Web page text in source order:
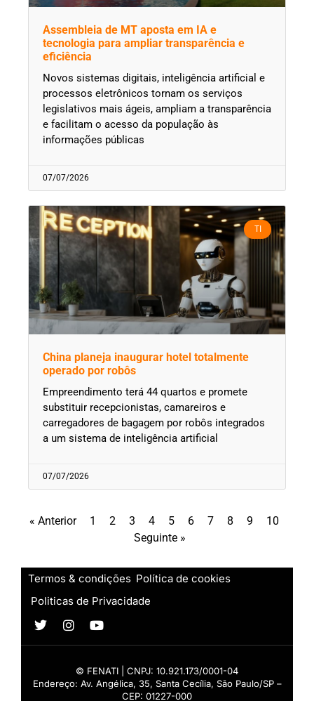
Assembleia de MT aposta em IA e
tecnologia para ampliar transparência e
eficiência
Novos sistemas digitais, inteligência artificial e
processos eletrônicos tornam os serviços
legislativos mais ágeis, ampliam a transparência
e facilitam o acesso da população às
informações públicas
07/07/2026
TI
China planeja inaugurar hotel totalmente
operado por robôs
Empreendimento terá 44 quartos e promete
substituir recepcionistas, camareiros e
carregadores de bagagem por robôs integrados
a um sistema de inteligência artificial
07/07/2026
« Anterior 1 2 3 4 5 6 7 8 9
10
Seguinte »
Termos & condições Política de cookies
Politicas de Privacidade
© FENATI | CNPJ: 10.921.173/0001-04
Endereço: Av. Angélica, 35, Santa Cecília, São Paulo/SP –
CEP: 01227-000